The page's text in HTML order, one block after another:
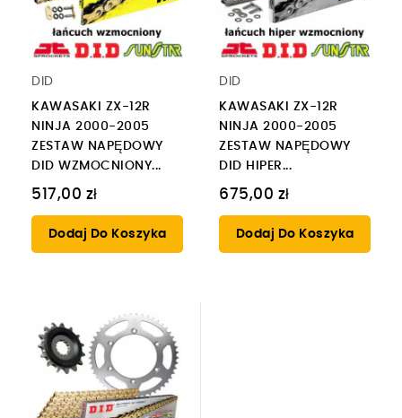
DID
KAWASAKI ZX-12R
NINJA 2000-2005
ZESTAW NAPĘDOWY
DID WZMOCNIONY...
517,00 zł
Dodaj Do Koszyka
DID
KAWASAKI ZX-12R
NINJA 2000-2005
ZESTAW NAPĘDOWY
DID HIPER...
675,00 zł
Dodaj Do Koszyka